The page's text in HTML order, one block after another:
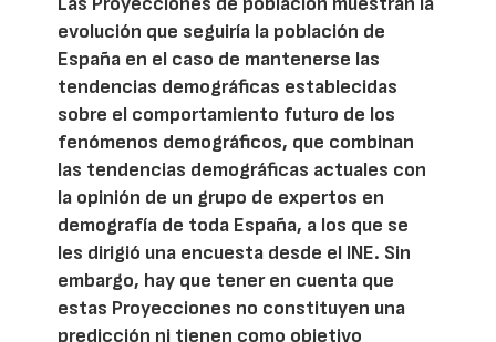
evolución que seguiría la población de
España en el caso de mantenerse las
tendencias demográficas establecidas
sobre el comportamiento futuro de los
fenómenos demográficos, que combinan
las tendencias demográficas actuales con
la opinión de un grupo de expertos en
demografía de toda España, a los que se
les dirigió una encuesta desde el INE. Sin
embargo, hay que tener en cuenta que
estas Proyecciones no constituyen una
predicción ni tienen como objetivo